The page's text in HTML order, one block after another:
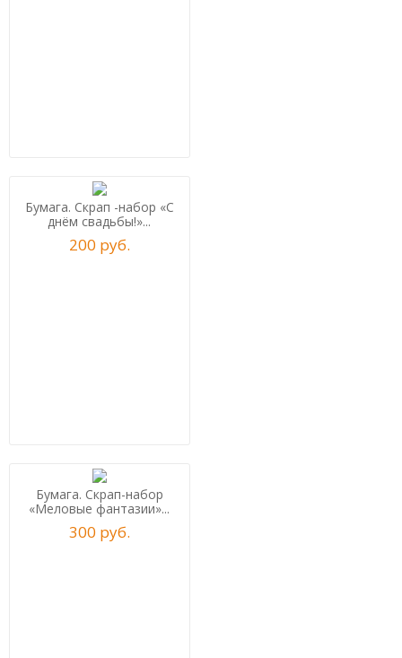
Бумага. Скрап -набор «С
днём свадьбы!»...
200 руб.
Бумага. Скрап-набор
«Меловые фантазии»...
300 руб.